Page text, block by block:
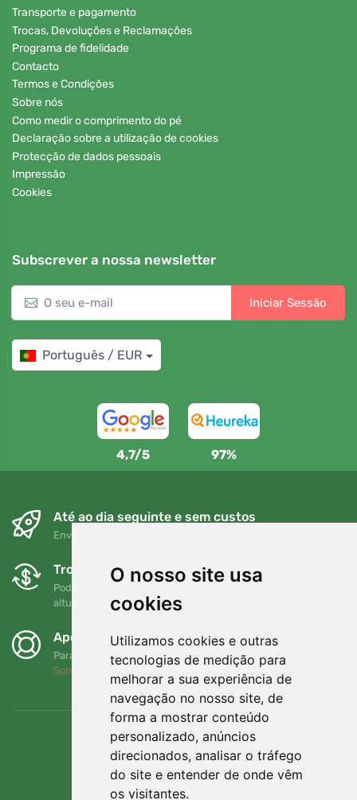
O nosso site usa
cookies
Utilizamos cookies e outras
tecnologias de medição para
melhorar a sua experiência de
navegação no nosso site, de
forma a mostrar conteúdo
personalizado, anúncios
direcionados, analisar o tráfego
do site e entender de onde vêm
os visitantes.
Transporte e pagamento
Trocas, Devoluções e Reclamações
Programa de fidelidade
Contacto
Termos e Condições
Sobre nós
Como medir o comprimento do pé
Declaração sobre a utilização de cookies
Protecção de dados pessoais
Impressão
Cookies
Subscrever a nossa newsletter
Iniciar Sessão
Português / EUR
4,7/5 97%
Até ao dia seguinte e sem custos
Envio gratuito para encomendas superiores a 80 EUR
Trocas e devoluções gratuitas
Pode devolver ou trocar a sua encomenda em qualquer
altura no prazo de 90 dias
Apoiamos a Trees.org
Para cada encomenda plantamos uma árvore! Leia mais
Sobre nós